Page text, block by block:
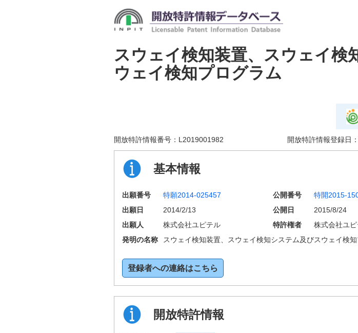
スウェイ検知装置、スウェイ検
ウェイ検知プログラム
開放特許情報番号： L2019001982 開放特許情報登録日：
基本情報
出願番号 特願2014-025457 公開番号 特開2015-
出願日
2014/2/13 公開日
2015/8/24
出願人
株式会社ユピテル 特許権者 株式会社ユ
発明の名称
スウェイ検知装置、スウェイ検知システム及びスウェイ検
登録者への連絡はこちら
開放特許情報